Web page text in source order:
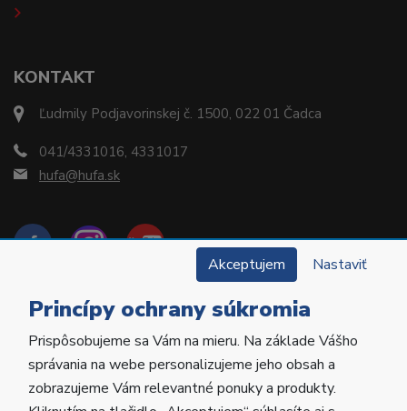
KONTAKT
Ľudmily Podjavorinskej č. 1500, 022 01 Čadca
041/4331016, 4331017
hufa@hufa.sk
Copyright © 2022 Hu-Fa Dental a.s. Všetky práva
vyhradené.
Akceptujem Nastaviť
Princípy ochrany súkromia
Prispôsobujeme sa Vám na mieru. Na základe Vášho
správania na webe personalizujeme jeho obsah a
zobrazujeme Vám relevantné ponuky a produkty.